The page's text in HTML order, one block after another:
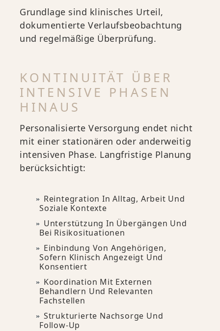
Grundlage sind klinisches Urteil,
dokumentierte Verlaufsbeobachtung
und regelmäßige Überprüfung.
KONTINUITÄT ÜBER
INTENSIVE PHASEN
HINAUS
Personalisierte Versorgung endet nicht
mit einer stationären oder anderweitig
intensiven Phase. Langfristige Planung
berücksichtigt:
Reintegration In Alltag, Arbeit Und
Soziale Kontexte
Unterstützung In Übergängen Und
Bei Risikosituationen
Einbindung Von Angehörigen,
Sofern Klinisch Angezeigt Und
Konsentiert
Koordination Mit Externen
Behandlern Und Relevanten
Fachstellen
Strukturierte Nachsorge Und
Follow-Up